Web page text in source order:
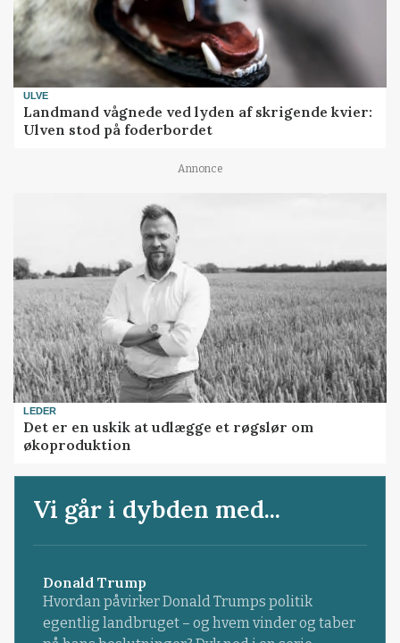
ULVE
Landmand vågnede ved lyden af skrigende kvier:
Ulven stod på foderbordet
Annonce
LEDER
Det er en uskik at udlægge et røgslør om
økoproduktion
Vi går i dybden med...
Donald Trump
Hvordan påvirker Donald Trumps politik
egentlig landbruget – og hvem vinder og taber